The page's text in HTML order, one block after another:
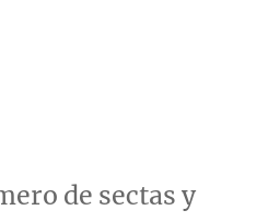
de sectas y